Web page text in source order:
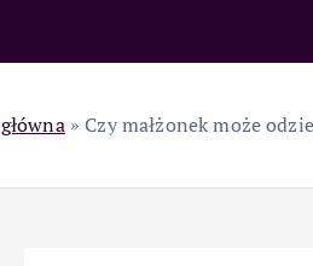
» Czy małżonek może